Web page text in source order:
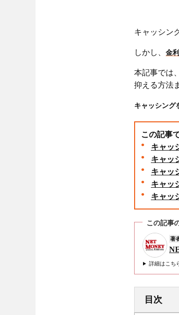
キャッシン
しかし、 金
本記事では
抑える方法
キャッシング
この記事
キャッ
キャッ
キャッ
キャッ
キャッ
この記事
著
詳細はこち
目次